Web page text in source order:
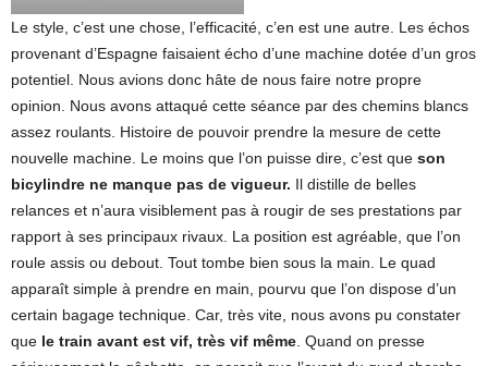
Le style, c’est une chose, l’efficacité, c’en est une autre. Les échos
provenant d’Espagne faisaient écho d’une machine dotée d’un gros
potentiel. Nous avions donc hâte de nous faire notre propre
opinion. Nous avons attaqué cette séance par des chemins blancs
assez roulants. Histoire de pouvoir prendre la mesure de cette
nouvelle machine. Le moins que l’on puisse dire, c’est que son
bicylindre ne manque pas de vigueur. Il distille de belles
relances et n’aura visiblement pas à rougir de ses prestations par
rapport à ses principaux rivaux. La position est agréable, que l’on
roule assis ou debout. Tout tombe bien sous la main. Le quad
apparaît simple à prendre en main, pourvu que l’on dispose d’un
certain bagage technique. Car, très vite, nous avons pu constater
que le train avant est vif, très vif même . Quand on presse